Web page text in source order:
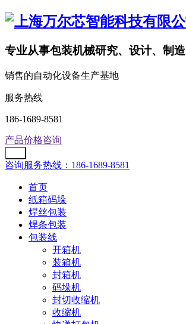
专业从事包装机械研究、设计、制造
销售的自动化设备生产基地
服务热线
186-1689-8581
产品价格咨询
咨询服务热线：186-1689-8581
首页
纸箱码垛
焊丝包装
焊条包装
包装线
开箱机
装箱机
封箱机
码垛机
封切收缩机
收缩机